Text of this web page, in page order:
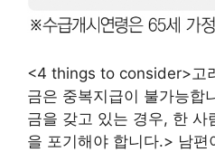
<4 things to consider>고
금은 중복지급이 불가능합
금을 갖고 있는 경우, 한 사
을 포기해야 합니다.> 남편